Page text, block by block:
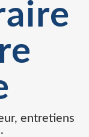
entretiens